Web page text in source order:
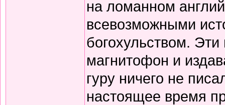
на ломанном
всевозможными
богохульством.
магнитофон и
гуру ничего не
настоящее время